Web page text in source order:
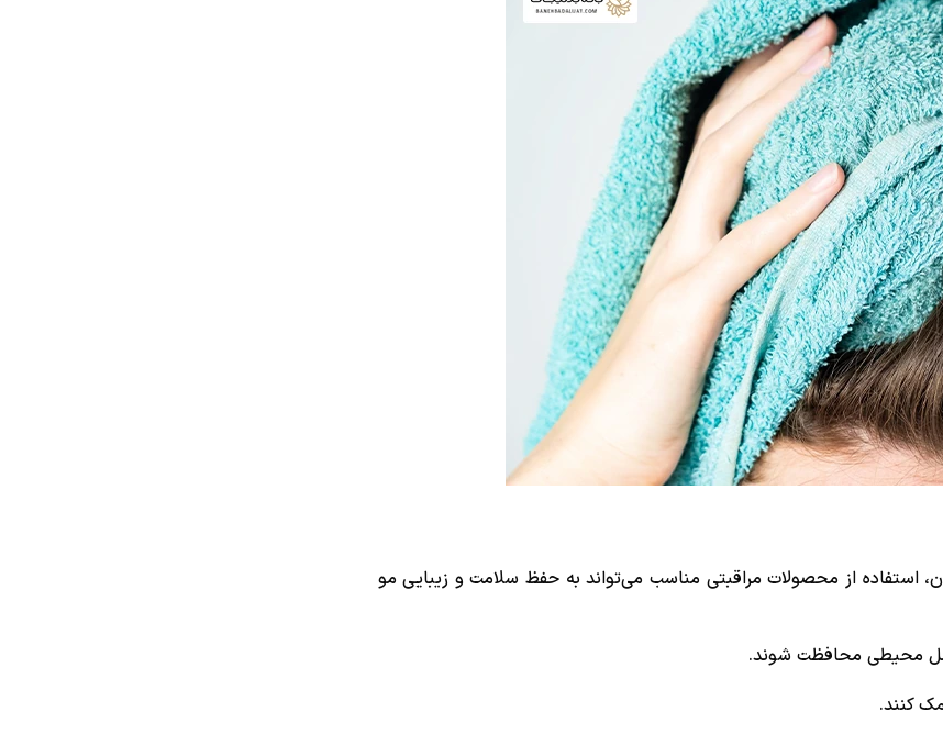
از محصولات مراقبتی مناسب می‌تواند به حفظ سلامت و زیبایی مو
محیطی محافظت شوند.
کنند.